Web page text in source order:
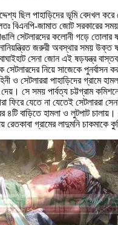
ছিল পাহাড়িদের ভূমি বেদখল করে
বিএনপি-জামাত জোট সরকারের
সেটলারদের কলোনী গড়ে
জরুরী অবস্থার সময় উক্ত
সেনা জোন এই ষড়যন্ত্র
সেটলারদের নিয়ে সাজেকে পুনর্বাসন
ও সেটলাররা পাহাড়িদের গ্রামে
দেয়। সে সময় পার্বত্য চট্টগ্রাম
ফিরে যেতে না যেতেই সেটলাররা
৪টি বাড়িতে হামলা ও লুটপাট
রেতকাবা গ্রামের লাদুমনি চাকমাকে